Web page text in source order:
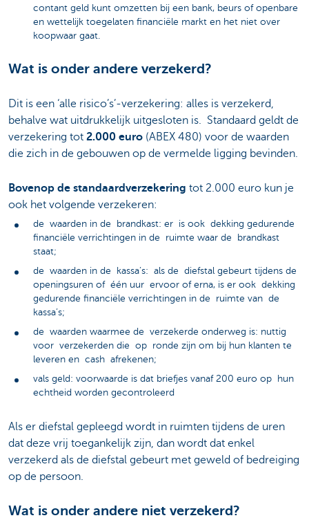
contant geld kunt omzetten bij een bank, beurs of openbare
en wettelijk toegelaten financiële markt en het niet over
koopwaar gaat.
Wat is onder andere verzekerd?
Dit is een ‘alle risico’s’-verzekering: alles is verzekerd,
behalve wat uitdrukkelijk uitgesloten is. Standaard geldt de
verzekering tot 2.000 euro (ABEX 480) voor de waarden
die zich in de gebouwen op de vermelde ligging bevinden.
Bovenop de standaardverzekering tot 2.000 euro kun je
ook het volgende verzekeren:
de waarden in de brandkast: er is ook dekking gedurende
financiële verrichtingen in de ruimte waar de brandkast
staat;
de waarden in de kassa’s: als de diefstal gebeurt tijdens de
openingsuren of één uur ervoor of erna, is er ook dekking
gedurende financiële verrichtingen in de ruimte van de
kassa’s;
de waarden waarmee de verzekerde onderweg is: nuttig
voor verzekerden die op ronde zijn om bij hun klanten te
leveren en cash afrekenen;
vals geld: voorwaarde is dat briefjes vanaf 200 euro op hun
echtheid worden gecontroleerd
Als er diefstal gepleegd wordt in ruimten tijdens de uren
dat deze vrij toegankelijk zijn, dan wordt dat enkel
verzekerd als de diefstal gebeurt met geweld of bedreiging
op de persoon.
Wat is onder andere niet verzekerd?